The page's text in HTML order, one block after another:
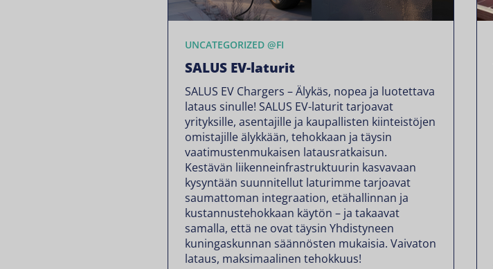
UNCATEGORIZED @FI
SALUS EV-laturit
SALUS EV Chargers – Älykäs, nopea ja luotettava
lataus sinulle! SALUS EV-laturit tarjoavat
yrityksille, asentajille ja kaupallisten kiinteistöjen
omistajille älykkään, tehokkaan ja täysin
vaatimustenmukaisen latausratkaisun.
Kestävän liikenneinfrastruktuurin kasvavaan
kysyntään suunnitellut laturimme tarjoavat
saumattoman integraation, etähallinnan ja
kustannustehokkaan käytön – ja takaavat
samalla, että ne ovat täysin Yhdistyneen
kuningaskunnan säännösten mukaisia. Vaivaton
lataus, maksimaalinen tehokkuus!